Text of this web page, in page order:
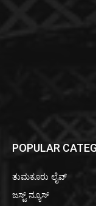
POPULAR
ತುಮಕೂರು ಲೈವ್
ಜಸ್ಟ್ ನ್ಯೂಸ್